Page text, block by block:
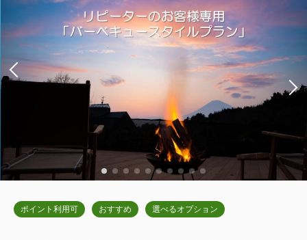
税・サービス料込
会員価格 72,400円~
大人2名
室
税・サービス料込
合計 74,600
禁煙 69.00m 2~6名
ダブルサイズ×2 Wi-Fiあり（無料）
詳細 日付を選択
ポイント利用可 おすすめ 選べるオプション